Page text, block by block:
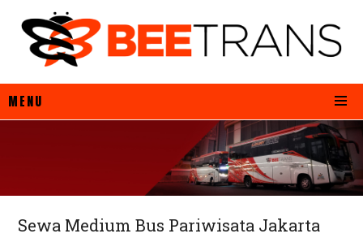
MENU
Sewa Medium Bus Pariwisata Jakarta